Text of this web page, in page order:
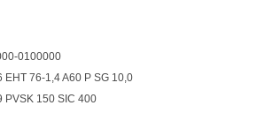
0100000
76-1,4 A60 P SG 10,0
PVSK 150 SIC 400